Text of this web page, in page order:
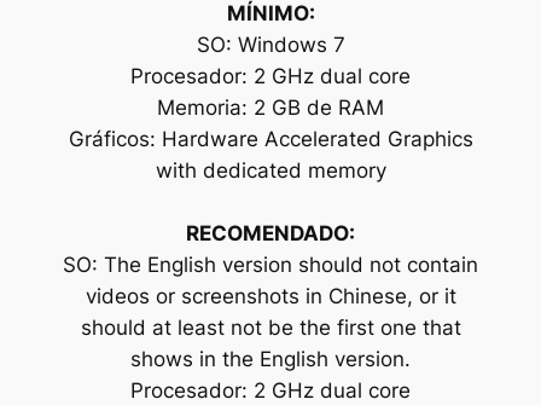
MÍNIMO:
SO: Windows 7
Procesador: 2 GHz dual core
Memoria: 2 GB de RAM
Gráficos: Hardware Accelerated Graphics
with dedicated memory
RECOMENDADO:
SO: The English version should not contain
videos or screenshots in Chinese, or it
should at least not be the first one that
shows in the English version.
Procesador: 2 GHz dual core